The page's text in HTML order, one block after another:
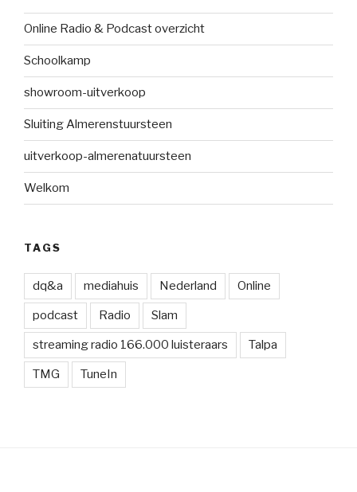
Online Radio & Podcast overzicht
Schoolkamp
showroom-uitverkoop
Sluiting Almerenstuursteen
uitverkoop-almerenatuursteen
Welkom
TAGS
dq&a mediahuis Nederland Online
podcast Radio Slam
streaming radio 166.000 luisteraars Talpa
TMG TuneIn